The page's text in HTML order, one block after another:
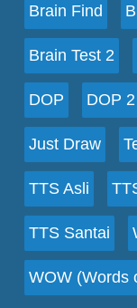
Brain Find
Brain Test 2
DOP DOP 2
Just Draw
TTS Asli
TTS Santai
WOW (Words